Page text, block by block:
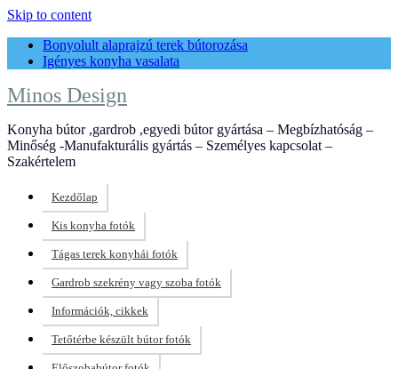
Skip to content
Bonyolult alaprajzú terek bútorozása
Igényes konyha vasalata
Minos Design
Konyha bútor ,gardrob ,egyedi bútor gyártása – Megbízhatóság –
Minőség -Manufakturális gyártás – Személyes kapcsolat –
Szakértelem
Kezdőlap
Kis konyha fotók
Tágas terek konyhái fotók
Gardrob szekrény vagy szoba fotók
Információk, cikkek
Tetőtérbe készült bútor fotók